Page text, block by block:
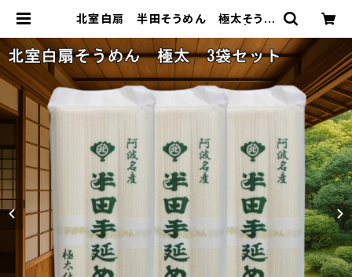
北室白扇 半田そうめん 極太そうめ
式】とくとくショップ 徳島県物産館が
運営する徳島の素材にこだわったおす
すめの特産品、名産品のショップです